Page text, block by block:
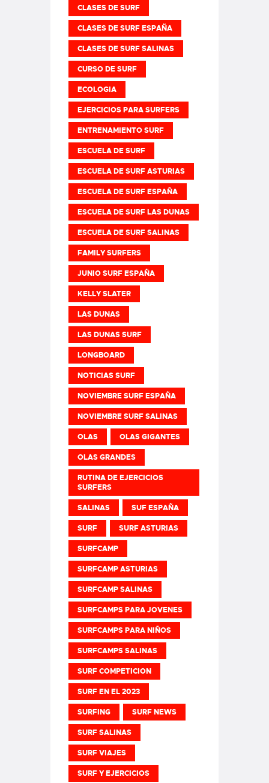
CLASES DE SURF
CLASES DE SURF ESPAÑA
CLASES DE SURF SALINAS
CURSO DE SURF
ECOLOGIA
EJERCICIOS PARA SURFERS
ENTRENAMIENTO SURF
ESCUELA DE SURF
ESCUELA DE SURF ASTURIAS
ESCUELA DE SURF ESPAÑA
ESCUELA DE SURF LAS DUNAS
ESCUELA DE SURF SALINAS
FAMILY SURFERS
JUNIO SURF ESPAÑA
KELLY SLATER
LAS DUNAS
LAS DUNAS SURF
LONGBOARD
NOTICIAS SURF
NOVIEMBRE SURF ESPAÑA
NOVIEMBRE SURF SALINAS
OLAS OLAS GIGANTES
OLAS GRANDES
RUTINA DE EJERCICIOS
SURFERS
SALINAS SUF ESPAÑA
SURF SURF ASTURIAS
SURFCAMP
SURFCAMP ASTURIAS
SURFCAMP SALINAS
SURFCAMPS PARA JOVENES
SURFCAMPS PARA NIÑOS
SURFCAMPS SALINAS
SURF COMPETICION
SURF EN EL 2023
SURFING SURF NEWS
SURF SALINAS
SURF VIAJES
SURF Y EJERCICIOS